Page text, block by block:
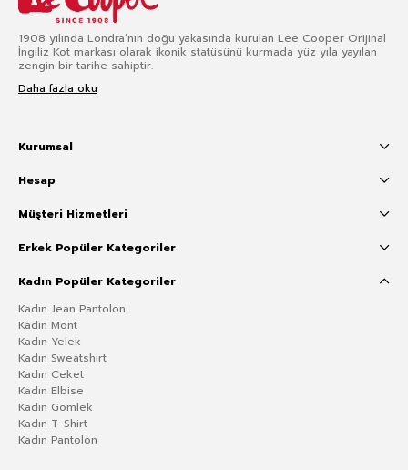
1908 yılında Londra’nın doğu yakasında kurulan Lee Cooper Orijinal
İngiliz Kot markası olarak ikonik statüsünü kurmada yüz yıla yayılan
zengin bir tarihe sahiptir.
Daha fazla oku
Kurumsal
Hesap
Müşteri Hizmetleri
Erkek Popüler Kategoriler
Kadın Popüler Kategoriler
Kadın Jean Pantolon
Kadın Mont
Kadın Yelek
Kadın Sweatshirt
Kadın Ceket
Kadın Elbise
Kadın Gömlek
Kadın T-Shirt
Kadın Pantolon